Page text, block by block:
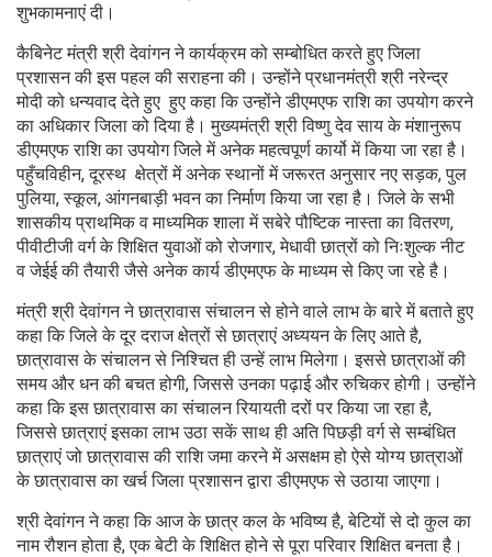
शुभकामनाएं दी।
कैबिनेट मंत्री श्री देवांगन ने कार्यक्रम को सम्बोधित करते हुए जिला
प्रशासन की इस पहल की सराहना की। उन्होंने प्रधानमंत्री श्री नरेन्द्र
मोदी को धन्यवाद देते हुए हुए कहा कि उन्होंने डीएमएफ राशि का उपयोग करने
का अधिकार जिला को दिया है। मुख्यमंत्री श्री विष्णु देव साय के मंशानुरूप
डीएमएफ राशि का उपयोग जिले में अनेक महत्वपूर्ण कार्यो में किया जा रहा है।
पहुँचविहीन, दूरस्थ क्षेत्रों में अनेक स्थानों में जरूरत अनुसार नए सड़क, पुल
पुलिया, स्कूल, आंगनबाड़ी भवन का निर्माण किया जा रहा है। जिले के सभी
शासकीय प्राथमिक व माध्यमिक शाला में सबेरे पौष्टिक नास्ता का वितरण,
पीवीटीजी वर्ग के शिक्षित युवाओं को रोजगार, मेधावी छात्रों को निःशुल्क नीट
व जेईई की तैयारी जैसे अनेक कार्य डीएमएफ के माध्यम से किए जा रहे है।
मंत्री श्री देवांगन ने छात्रावास संचालन से होने वाले लाभ के बारे में बताते हुए
कहा कि जिले के दूर दराज क्षेत्रों से छात्राएं अध्ययन के लिए आते है,
छात्रावास के संचालन से निश्चित ही उन्हें लाभ मिलेगा। इससे छात्राओं की
समय और धन की बचत होगी, जिससे उनका पढ़ाई और रुचिकर होगी। उन्होंने
कहा कि इस छात्रावास का संचालन रियायती दरों पर किया जा रहा है,
जिससे छात्राएं इसका लाभ उठा सकें साथ ही अति पिछड़ी वर्ग से सम्बंधित
छात्राएं जो छात्रावास की राशि जमा करने में असक्षम हो ऐसे योग्य छात्राओं
के छात्रावास का खर्च जिला प्रशासन द्वारा डीएमएफ से उठाया जाएगा।
श्री देवांगन ने कहा कि आज के छात्र कल के भविष्य है, बेटियों से दो कुल का
नाम रौशन होता है, एक बेटी के शिक्षित होने से पूरा परिवार शिक्षित बनता है।